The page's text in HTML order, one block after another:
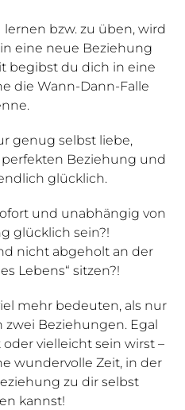
lernen bzw. zu üben, wird
eine neue Beziehung
begibst du dich in eine
die Wann-Dann-Falle
genug selbst liebe,
Beziehung und
glücklich.
und unabhängig von
glücklich sein?!
nicht abgeholt an der
Lebens“ sitzen?!
mehr bedeuten, als nur
zwei Beziehungen. Egal
vielleicht sein wirst –
wundervolle Zeit, in der
zu dir selbst
kannst!